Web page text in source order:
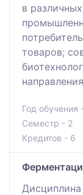
в
товаров;
Год обучения
Семестр - 2
Кредитов - 6
Дисциплина